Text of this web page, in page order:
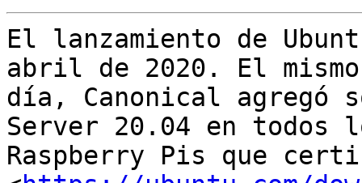
El lanzamiento de
abril de 2020. El mismo
día, Canonical agregó
Server 20.04 en todos
Raspberry Pis que